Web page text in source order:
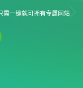
需一键就可拥有专属网站